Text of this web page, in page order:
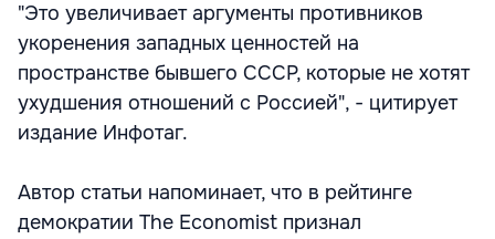
"Это увеличивает аргументы противников
укоренения западных ценностей на
пространстве бывшего СССР, которые не хотят
ухудшения отношений с Россией", - цитирует
издание Инфотаг.
Автор статьи напоминает, что в рейтинге
демократии The Economist признал